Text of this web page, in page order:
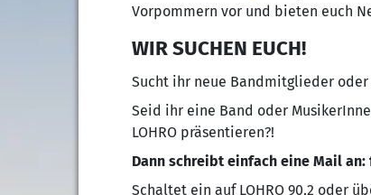
Vorpommern vor und bieten euch
WIR SUCHEN EUCH!
Sucht ihr neue Bandmitglieder
Seid ihr eine Band oder
LOHRO präsentieren?!
Dann schreibt einfach eine Mail
Schaltet ein auf LOHRO 90.2 oder